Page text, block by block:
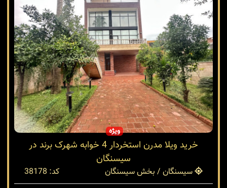
ویژه
خرید ویلا مدرن استخردار 4 خوابه شهرک برند در
سیسنگان
سیسنگان / بخش سیسنگان
کد: 38178